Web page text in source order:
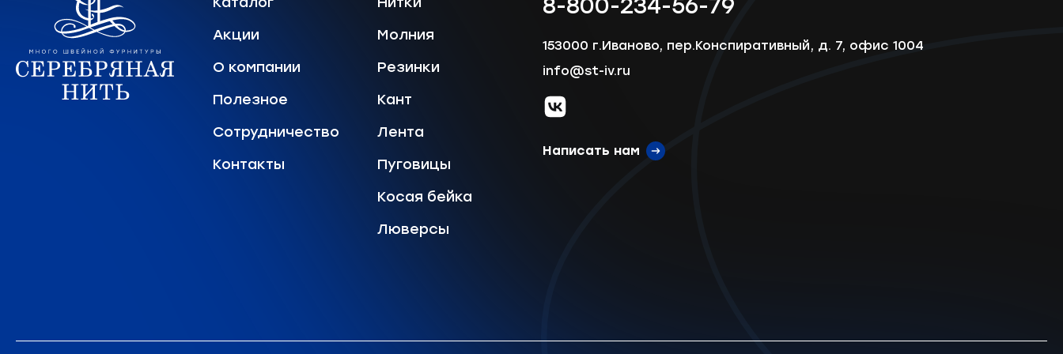
Акции
О компании
Полезное
Сотрудничество
Контакты
Молния
Резинки
Кант
Лента
Пуговицы
Косая бейка
Люверсы
8-800-234-56-79
153000 г.Иваново, пер.Конспиративный, д. 7, офис 1004
info@st-iv.ru
vk.com
Написать нам
Отправить